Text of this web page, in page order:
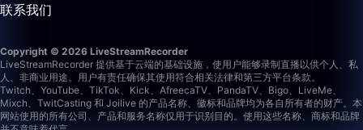
联系我们
Copyright © 2026 LiveStreamRecorder
LiveStreamRecorder 提供基于云端的基础设施，使用户能够录制直播以供个人、私
人、非商业用途。用户有责任确保其使用符合相关法律和第三方平台条款。
Twitch、YouTube、TikTok、Kick、AfreecaTV、PandaTV、Bigo、LiveMe、
Mixch、TwitCasting 和 Joilive 的产品名称、徽标和品牌均为各自所有者的财产。本
网站使用的所有公司、产品和服务名称仅用于识别目的。使用这些名称、商标和品牌